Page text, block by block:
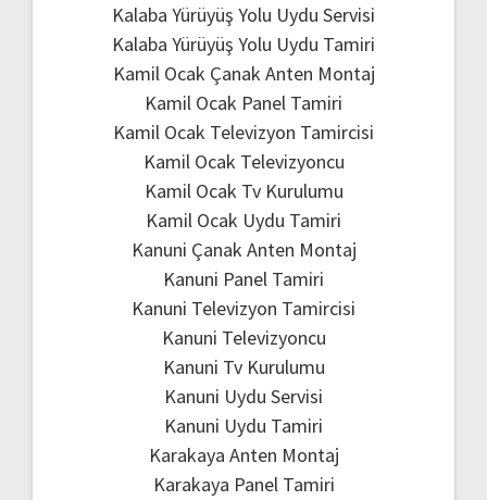
Kalaba Yürüyüş Yolu Uydu Servisi
Kalaba Yürüyüş Yolu Uydu Tamiri
Kamil Ocak Çanak Anten Montaj
Kamil Ocak Panel Tamiri
Kamil Ocak Televizyon Tamircisi
Kamil Ocak Televizyoncu
Kamil Ocak Tv Kurulumu
Kamil Ocak Uydu Tamiri
Kanuni Çanak Anten Montaj
Kanuni Panel Tamiri
Kanuni Televizyon Tamircisi
Kanuni Televizyoncu
Kanuni Tv Kurulumu
Kanuni Uydu Servisi
Kanuni Uydu Tamiri
Karakaya Anten Montaj
Karakaya Panel Tamiri